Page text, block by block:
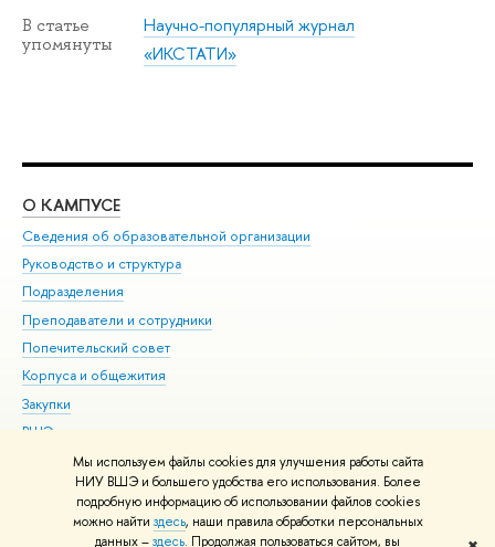
Мы используем файлы cookies для улучшения работы сайта
НИУ ВШЭ и большего удобства его использования. Более
подробную информацию об использовании файлов cookies
можно найти здесь, наши правила обработки персональных
данных –здесь. Продолжая пользоваться сайтом, вы
В статье
упомянуты
Научно-популярный журнал
«ИКСТАТИ»
О КАМПУСЕ
Сведения об образовательной организации
Руководство и структура
Подразделения
Преподаватели и сотрудники
Попечительский совет
Корпуса и общежития
Закупки
ВШЭ для студентов с ограниченными возможностями
здоровья и инвалидностью
Версия для слабовидящих
Единая платежная страница